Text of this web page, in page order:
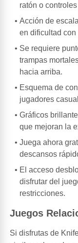
ratón o
Acción de
en dificultad
Se requiere
trampas
hacia arriba.
Esquema de
jugadores
Gráficos
que mejoran la
Juega ahora
descansos
El acceso
disfrutar del
restricciones.
Juegos
Si disfrutas de